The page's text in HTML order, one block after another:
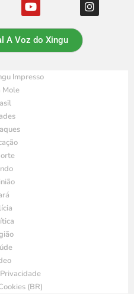
A Voz do Xingu
Impresso
Mole
(BR)